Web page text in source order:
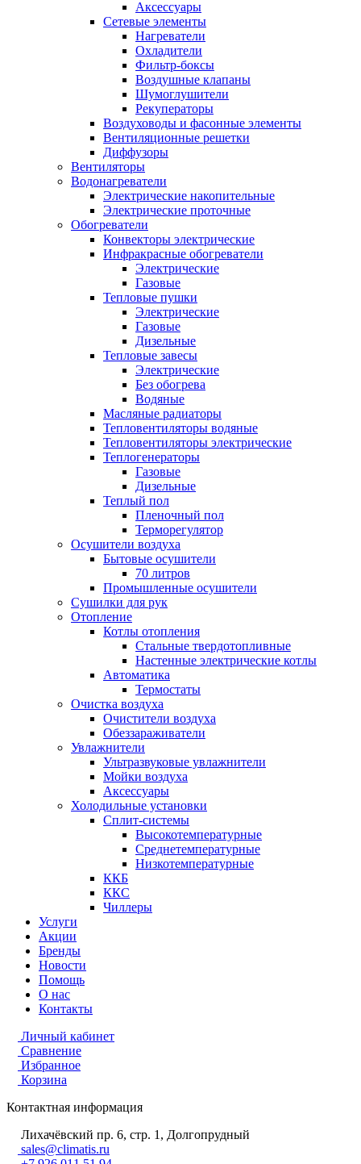
Аксессуары
Сетевые элементы
Нагреватели
Охладители
Фильтр-боксы
Воздушные клапаны
Шумоглушители
Рекуператоры
Воздуховоды и фасонные элементы
Вентиляционные решетки
Диффузоры
Вентиляторы
Водонагреватели
Электрические накопительные
Электрические проточные
Обогреватели
Конвекторы электрические
Инфракрасные обогреватели
Электрические
Газовые
Тепловые пушки
Электрические
Газовые
Дизельные
Тепловые завесы
Электрические
Без обогрева
Водяные
Масляные радиаторы
Тепловентиляторы водяные
Тепловентиляторы электрические
Теплогенераторы
Газовые
Дизельные
Теплый пол
Пленочный пол
Терморегулятор
Осушители воздуха
Бытовые осушители
70 литров
Промышленные осушители
Сушилки для рук
Отопление
Котлы отопления
Стальные твердотопливные
Настенные электрические котлы
Автоматика
Термостаты
Очистка воздуха
Очистители воздуха
Обеззараживатели
Увлажнители
Ультразвуковые увлажнители
Мойки воздуха
Аксессуары
Холодильные установки
Сплит-системы
Высокотемпературные
Среднетемпературные
Низкотемпературные
ККБ
ККС
Чиллеры
Услуги
Акции
Бренды
Новости
Помощь
О нас
Контакты
Личный кабинет
Сравнение
Избранное
Корзина
Контактная информация
Лихачёвский пр. 6, стр. 1, Долгопрудный
sales@climatis.ru